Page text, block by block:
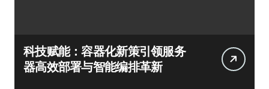
科技赋能：容器化新策引领服务
器高效部署与智能编排革新